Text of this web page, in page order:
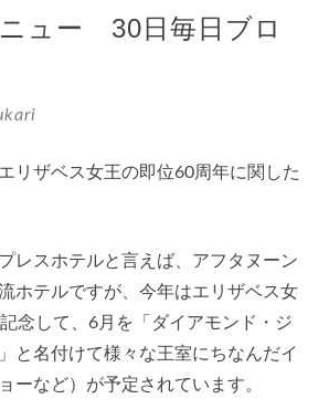
ュー 30日毎日ブロ
エリザベス女王の即位60周年に関した
レスホテルと言えば、アフタヌーン
ホテルですが、今年はエリザベス女
念して、6月を「ダイアモンド・ジ
と名付けて様々な王室にちなんだイ
ーなど）が予定されています。